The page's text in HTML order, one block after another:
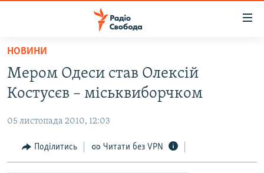
Перейти
основного
матеріалу
Перейти
до
навігації
Перейти
ВСЕ ЗА ДОБУ
СТАТТІ
ПОЛІТИКА
ЕКОНОМІКА
ВІЙНА
РОСІЙСЬКА «ФІЛЬТРАЦІЯ»
НОВИНИ
Мером Одеси став Олексій
Костусєв – міськвиборчком
05 листопада 2010, 12:03
Поділитись Читати без VPN